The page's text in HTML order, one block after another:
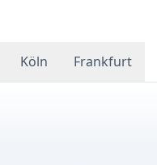
Köln Frankfurt